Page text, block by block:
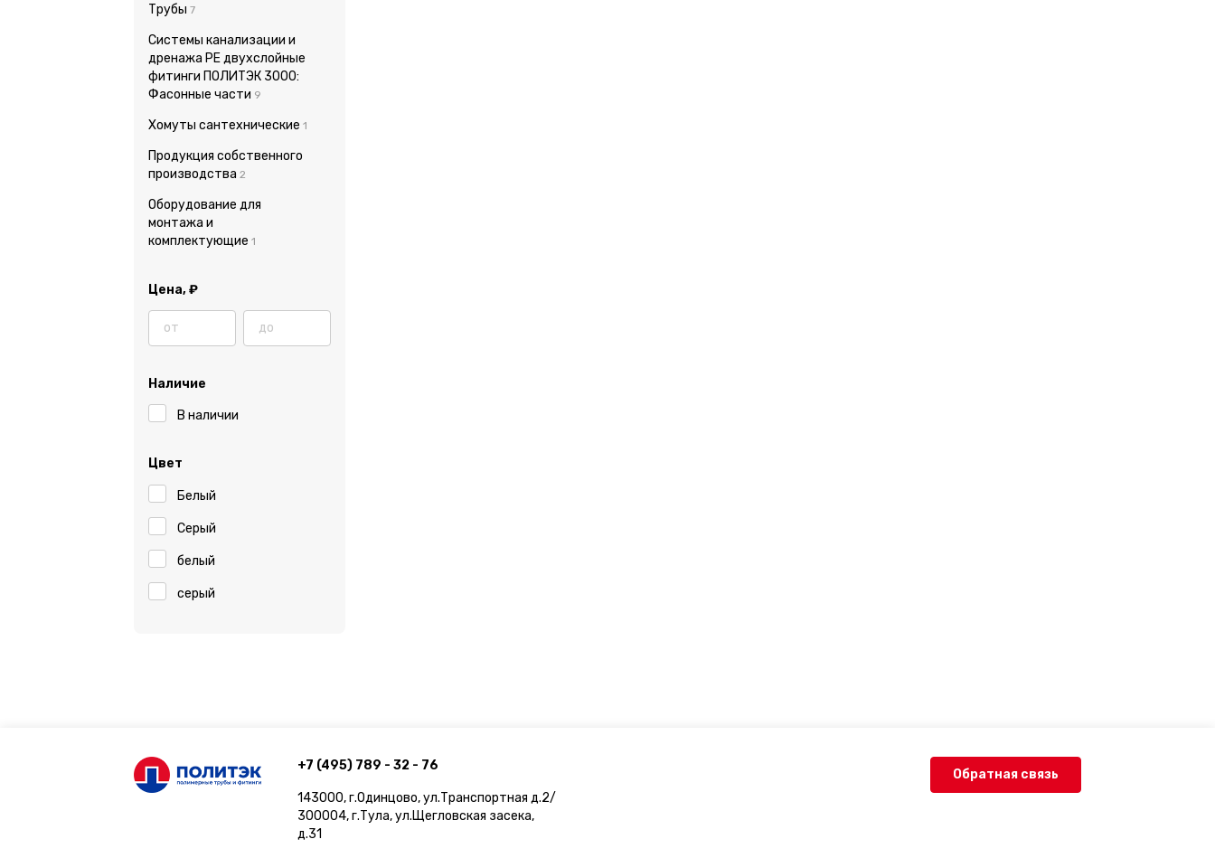
Трубы 7
Системы канализации и
дренажа PE двухслойные
фитинги ПОЛИТЭК 3000:
Фасонные части 9
Хомуты сантехнические 1
Продукция собственного
производства 2
Оборудование для
монтажа и
комплектующие 1
Цена, ₽
Наличие
В наличии
Цвет
Белый
Серый
белый
серый
+7 (495) 789 - 32 - 76
143000, г.Одинцово, ул.Транспортная д.2/
300004, г.Тула, ул.Щегловская засека,
д.31
Обратная связь